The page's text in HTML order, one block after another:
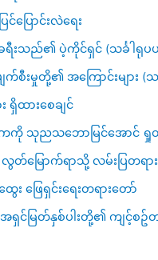
ပြောင်းလဲရေး
းသည်၏ ပဲ့ကိုင်ရှင် (သင်္ခါရုပ
ျက်စီးမှုတို့၏ အကြောင်းများ
ရှိထားစေချင်
ကကို သုညသဘောမြင်အောင် ရှု
တ်မြောက်ရာသို့ လမ်းပြတရား
ဖြေရှင်းရေးတရားတော်
ရှင်မြတ်နှစ်ပါးတို့၏ ကျင့်စဥ်